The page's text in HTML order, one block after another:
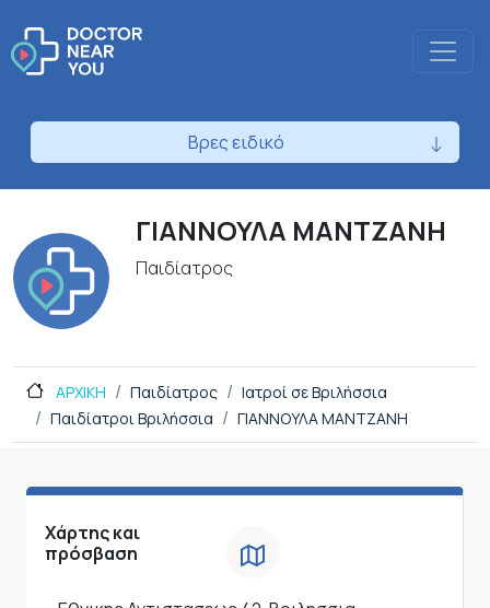
Βρες ειδικό
ΓΙΑΝΝΟΥΛΑ ΜΑΝΤΖΑΝΗ
Παιδίατρος
ΑΡΧΙΚΗ Παιδίατρος
Ιατροί σε Βριλήσσια
Παιδίατροι Βριλήσσια
ΓΙΑΝΝΟΥΛΑ ΜΑΝΤΖΑΝΗ
Χάρτης και
πρόσβαση